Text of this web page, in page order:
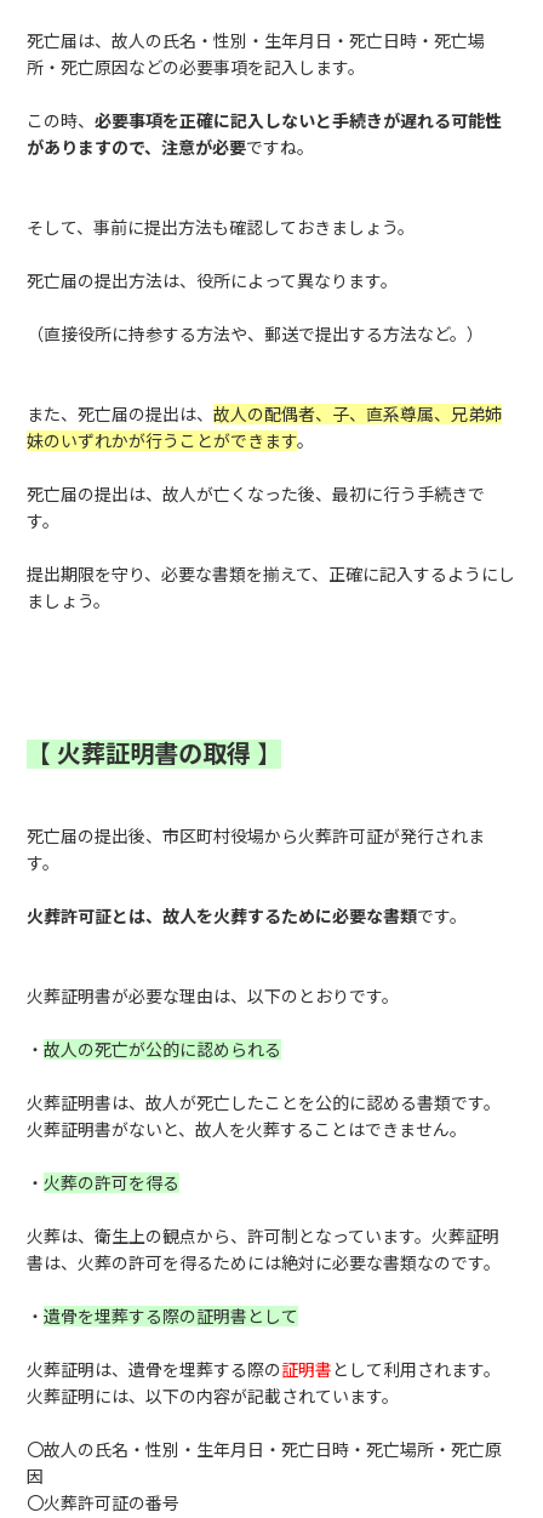
死亡届は、故人の氏名・性別・生年月日・死亡日時・死亡場
所・死亡原因などの必要事項を記入します。
この時、必要事項を正確に記入しないと手続きが遅れる可能性
がありますので、注意が必要ですね。
そして、事前に提出方法も確認しておきましょう。
死亡届の提出方法は、役所によって異なります。
（直接役所に持参する方法や、郵送で提出する方法など。）
また、死亡届の提出は、故人の配偶者、子、直系尊属、兄弟姉
妹のいずれかが行うことができます。
死亡届の提出は、故人が亡くなった後、最初に行う手続きで
す。
提出期限を守り、必要な書類を揃えて、正確に記入するようにし
ましょう。
【 火葬証明書の取得 】
死亡届の提出後、市区町村役場から火葬許可証が発行されま
す。
火葬許可証とは、故人を火葬するために必要な書類です。
火葬証明書が必要な理由は、以下のとおりです。
・故人の死亡が公的に認められる
火葬証明書は、故人が死亡したことを公的に認める書類です。
火葬証明書がないと、故人を火葬することはできません。
・ 火葬の許可を得る
火葬は、衛生上の観点から、許可制となっています。火葬証明
書は、火葬の許可を得るためには絶対に必要な書類なのです。
・遺骨を埋葬する際の証明書として
火葬証明は、遺骨を埋葬する際の証明書として利用されます。
火葬証明には、以下の内容が記載されています。
〇故人の氏名・性別・生年月日・死亡日時・死亡場所・死亡原
因
〇火葬許可証の番号